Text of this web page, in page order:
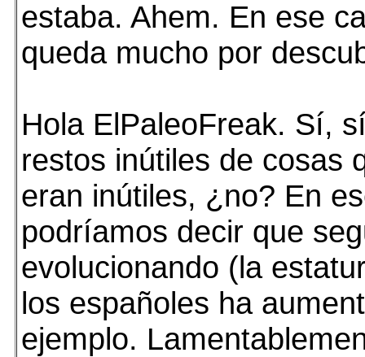
estaba. Ahem. En ese
queda mucho por
Hola ElPaleoFreak. Sí,
restos inútiles de cosas
eran inútiles, ¿no? En
podríamos decir que
evolucionando (la
los españoles ha
ejemplo.